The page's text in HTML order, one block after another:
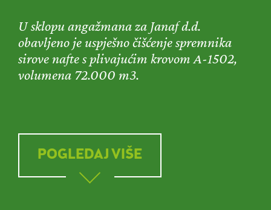
U sklopu angažmana za Janaf d.d.
obavljeno je uspješno čišćenje spremnika
sirove nafte s plivajućim krovom A-1502,
volumena 72.000 m3.
POGLEDAJ VIŠE